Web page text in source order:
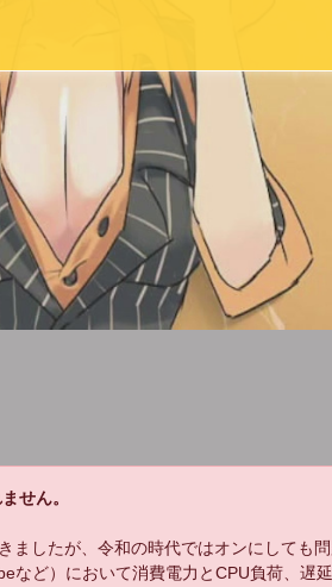
せん。
したが、令和の時代ではオンにしても問
ど）において消費電力とCPU負荷、遅